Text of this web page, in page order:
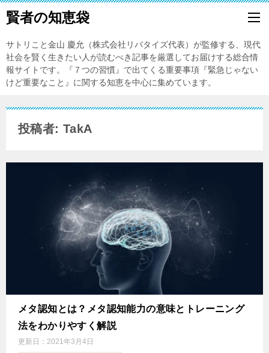
賢者の知恵袋
サトリこと金山 慶允（株式会社リバタイズ代表）が監修する、現代
社会を賢く生きたい人が読むべき記事を厳選してお届けする総合情
報サイトです。『７つの習慣』で出てくる重要事項『緊急じゃない
けど重要なこと』に関する知恵を中心に集めています。
投稿者: TakA
メタ認知とは？メタ認知能力の意味とトレーニング
法をわかりやすく解説
更新日： 2021年3月4日